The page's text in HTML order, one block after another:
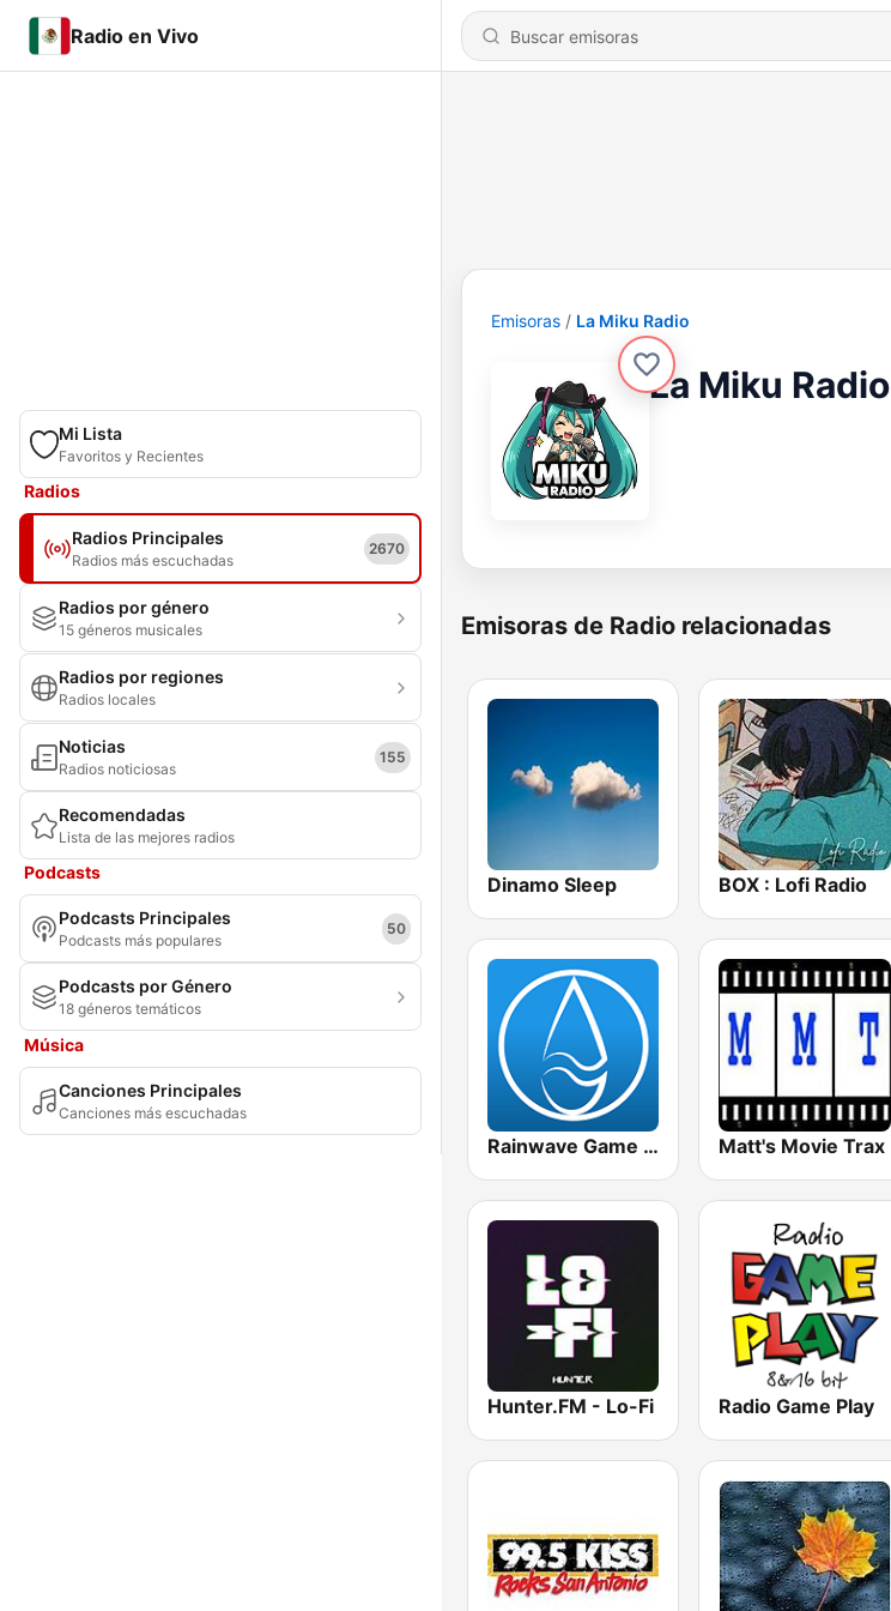
Radio en Vivo
Mi Lista
Favoritos y Recientes
Radios
Radios Principales
Radios más escuchadas
2670
Radios por género
15 géneros musicales
Radios por regiones
Radios locales
Noticias
Radios noticiosas
155
Recomendadas
Lista de las mejores radios
Podcasts
Podcasts Principales
Podcasts más populares
50
Podcasts por Género
18 géneros temáticos
Música
Canciones Principales
Canciones más escuchadas
Emisoras La Miku Radio
La Miku Radio
Emisoras de Radio relacionadas
Dinamo Sleep BOX : Lofi Radio
Rainwave Game Music Matt's Movie Trax
Hunter.FM - Lo-Fi Radio Game Play